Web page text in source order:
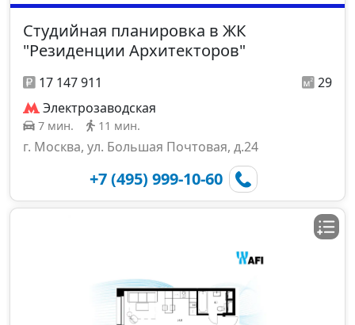
Студийная планировка в ЖК
"Резиденции Архитекторов"
17 147 911
29
Электрозаводская
7 мин. 11 мин.
г. Москва, ул. Большая Почтовая, д.24
+7 (495) 999-10-60